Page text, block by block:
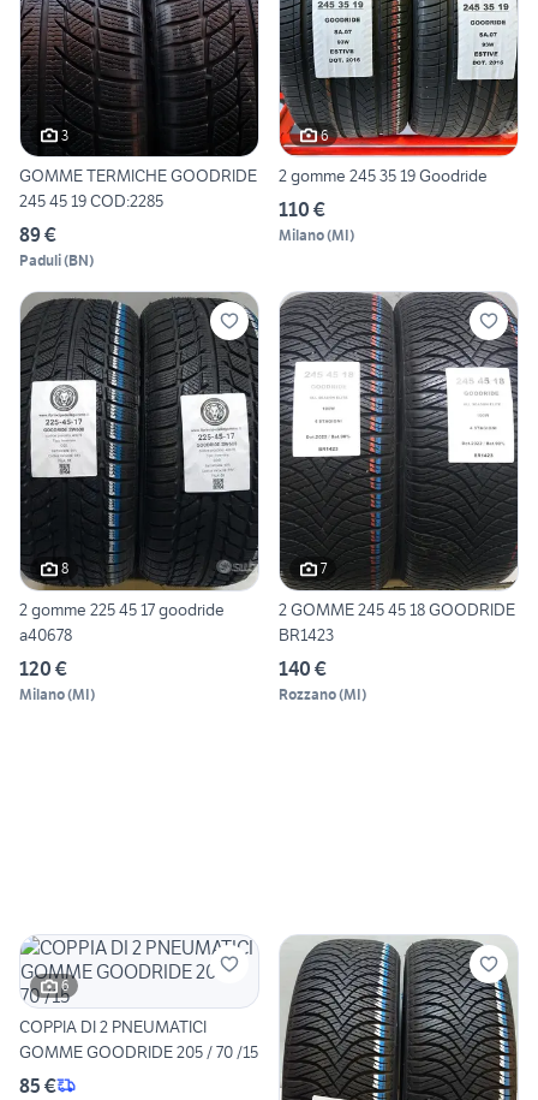
3
GOMME TERMICHE GOODRIDE
245 45 19 COD:2285
89 €
Paduli(BN)
6
2 gomme 245 35 19 Goodride
110 €
Milano(MI)
8
2 gomme 225 45 17 goodride
a40678
120 €
Milano(MI)
7
2 GOMME 245 45 18 GOODRIDE
BR1423
140 €
Rozzano(MI)
6
COPPIA DI 2 PNEUMATICI
GOMME GOODRIDE 205 / 70 /15
85 €